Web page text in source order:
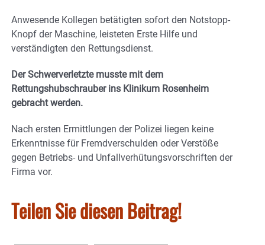
Anwesende Kollegen betätigten sofort den Notstopp-
Knopf der Maschine, leisteten Erste Hilfe und
verständigten den Rettungsdienst.
Der Schwerverletzte musste mit dem
Rettungshubschrauber ins Klinikum Rosenheim
gebracht werden.
Nach ersten Ermittlungen der Polizei liegen keine
Erkenntnisse für Fremdverschulden oder Verstöße
gegen Betriebs- und Unfallverhütungsvorschriften der
Firma vor.
Teilen Sie diesen Beitrag!